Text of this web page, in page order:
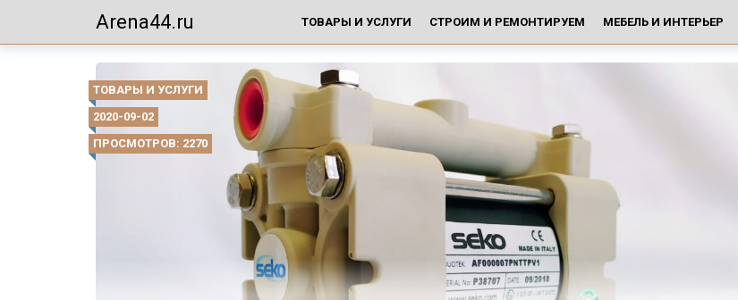
Arena44.ru ТОВАРЫ И УСЛУГИ СТРОИМ И РЕМОНТИРУЕМ МЕБЕЛЬ И ИНТЕРЬЕР
ТОВАРЫ И УСЛУГИ
2020-09-02
ПРОСМОТРОВ: 2270